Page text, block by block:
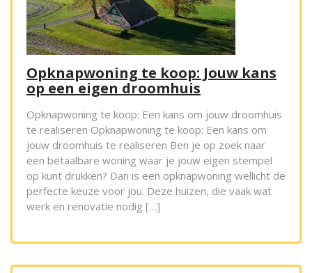
Opknapwoning te koop: Jouw kans
op een eigen droomhuis
Opknapwoning te koop: Een kans om jouw droomhuis
te realiseren Opknapwoning te koop: Een kans om
jouw droomhuis te realiseren Ben je op zoek naar
een betaalbare woning waar je jouw eigen stempel
op kunt drukken? Dan is een opknapwoning wellicht de
perfecte keuze voor jou. Deze huizen, die vaak wat
werk en renovatie nodig […]